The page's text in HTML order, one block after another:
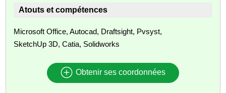
Atouts et compétences
Microsoft Office, Autocad, Draftsight, Pvsyst,
SketchUp 3D, Catia, Solidworks
Obtenir ses coordonnées